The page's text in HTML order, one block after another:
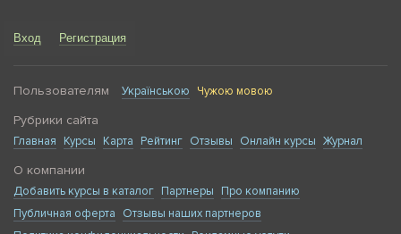
Вход Регистрация
Пользователям Українською Чужою мовою
Рубрики сайта
Главная Курсы Карта Рейтинг Отзывы Онлайн курсы Журнал
О компании
Добавить курсы в каталог Партнеры
Про компанию
Публичная оферта
Отзывы наших партнеров